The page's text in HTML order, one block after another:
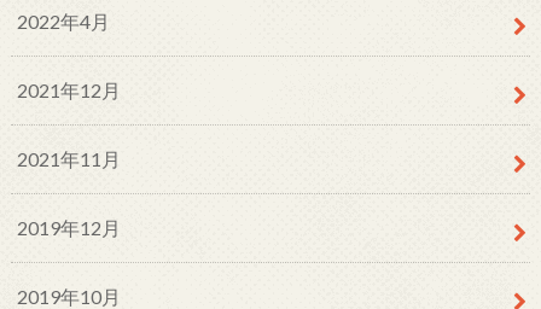
2022年4月
2021年12月
2021年11月
2019年12月
2019年10月